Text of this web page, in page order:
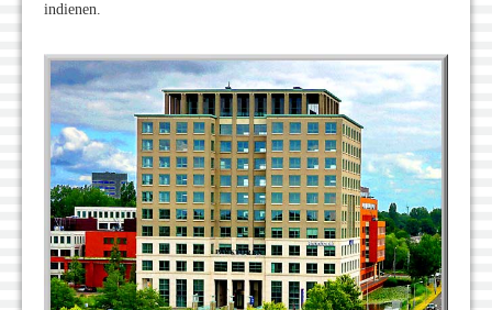
indienen.